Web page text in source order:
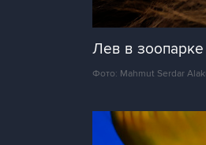
Лев в
Фото: Mahmut Serdar